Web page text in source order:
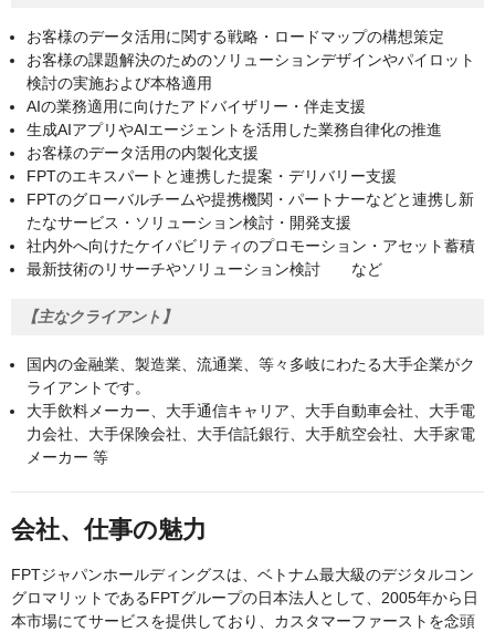
お客様のデータ活用に関する戦略・ロードマップの構想策定
お客様の課題解決のためのソリューションデザインやパイロット
検討の実施および本格適用
AIの業務適用に向けたアドバイザリー・伴走支援
生成AIアプリやAIエージェントを活用した業務自律化の推進
お客様のデータ活用の内製化支援
FPTのエキスパートと連携した提案・デリバリー支援
FPTのグローバルチームや提携機関・パートナーなどと連携し新
たなサービス・ソリューション検討・開発支援
社内外へ向けたケイパビリティのプロモーション・アセット蓄積
最新技術のリサーチやソリューション検討 など
【主なクライアント】
国内の金融業、製造業、流通業、等々多岐にわたる大手企業がク
ライアントです。
大手飲料メーカー、大手通信キャリア、大手自動車会社、大手電
力会社、大手保険会社、大手信託銀行、大手航空会社、大手家電
メーカー 等
会社、仕事の魅力
FPTジャパンホールディングスは、ベトナム最大級のデジタルコン
グロマリットであるFPTグループの日本法人として、2005年から日
本市場にてサービスを提供しており、カスタマーファーストを念頭